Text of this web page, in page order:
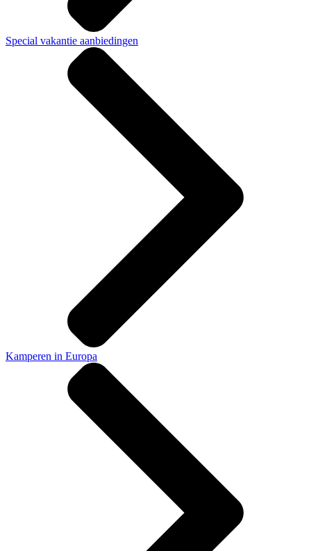
Special vakantie aanbiedingen
Kamperen in Europa